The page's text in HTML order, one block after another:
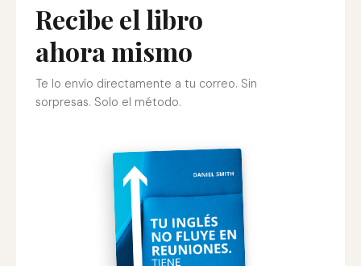
Recibe el libro
ahora mismo
Te lo envío directamente a tu correo. Sin
sorpresas. Solo el método.